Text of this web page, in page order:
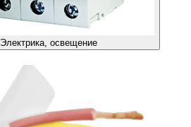
Электрика, освещение